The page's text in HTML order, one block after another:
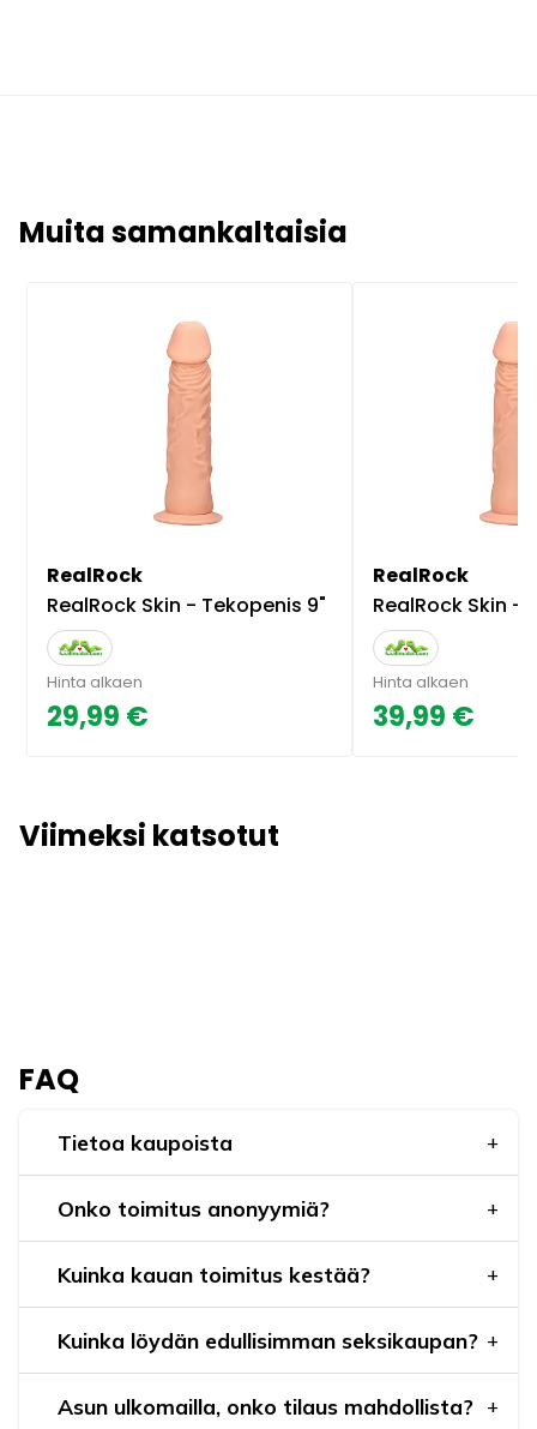
Muita samankaltaisia
RealRock
RealRock Skin - Tekopenis 9"
Hinta alkaen
29,99 €
RealRock
RealRock Skin -
Hinta alkaen
39,99 €
Viimeksi katsotut
FAQ
Tietoa kaupoista
Onko toimitus anonyymiä?
Kuinka kauan toimitus kestää?
Kuinka löydän edullisimman seksikaupan?
Asun ulkomailla, onko tilaus mahdollista?